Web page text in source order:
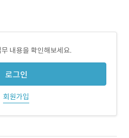
내용을 확인해보세요.
로그인
회원가입